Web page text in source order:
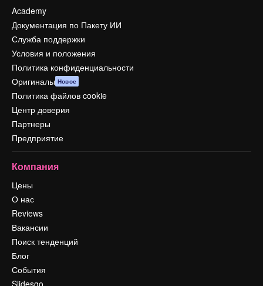
Academy
Документация по Пакету ИИ
Служба поддержки
Условия и положения
Политика конфиденциальности
Оригиналы Новое
Политика файлов cookie
Центр доверия
Партнеры
Предприятие
Компания
Цены
О нас
Reviews
Вакансии
Поиск тенденций
Блог
События